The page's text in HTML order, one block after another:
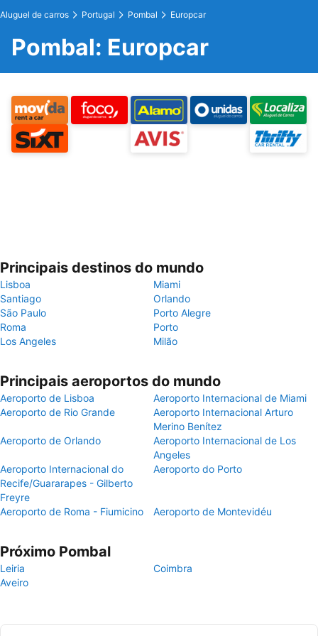
Aluguel de carros Portugal Pombal Europcar
Pombal: Europcar
Principais destinos do mundo
Lisboa
Miami
Santiago
Orlando
São Paulo
Porto Alegre
Roma
Porto
Los Angeles
Milão
Principais aeroportos do mundo
Aeroporto de Lisboa
Aeroporto Internacional de Miami
Aeroporto de Rio Grande
Aeroporto Internacional Arturo
Merino Benítez
Aeroporto de Orlando
Aeroporto Internacional de Los
Angeles
Aeroporto Internacional do
Recife/Guararapes - Gilberto
Freyre
Aeroporto do Porto
Aeroporto de Roma - Fiumicino Aeroporto de Montevidéu
Próximo Pombal
Leiria
Coimbra
Aveiro